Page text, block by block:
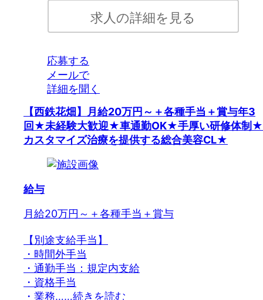
求人の詳細を見る
応募する
メールで
詳細を聞く
【西鉄花畑】月給20万円～＋各種手当＋賞与年3
回★未経験大歓迎★車通勤OK★手厚い研修体制★
カスタマイズ治療を提供する総合美容CL★
給与
月給20万円～＋各種手当＋賞与
【別途支給手当】
・時間外手当
・通勤手当：規定内支給
・資格手当
・業務……続きを読む